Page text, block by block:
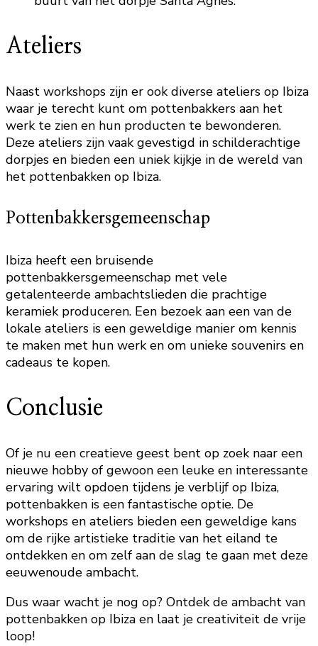
Ateliers
Naast workshops zijn er ook diverse ateliers op Ibiza
waar je terecht kunt om pottenbakkers aan het
werk te zien en hun producten te bewonderen.
Deze ateliers zijn vaak gevestigd in schilderachtige
dorpjes en bieden een uniek kijkje in de wereld van
het pottenbakken op Ibiza.
Pottenbakkersgemeenschap
Ibiza heeft een bruisende
pottenbakkersgemeenschap met vele
getalenteerde ambachtslieden die prachtige
keramiek produceren. Een bezoek aan een van de
lokale ateliers is een geweldige manier om kennis
te maken met hun werk en om unieke souvenirs en
cadeaus te kopen.
Conclusie
Of je nu een creatieve geest bent op zoek naar een
nieuwe hobby of gewoon een leuke en interessante
ervaring wilt opdoen tijdens je verblijf op Ibiza,
pottenbakken is een fantastische optie. De
workshops en ateliers bieden een geweldige kans
om de rijke artistieke traditie van het eiland te
ontdekken en om zelf aan de slag te gaan met deze
eeuwenoude ambacht.
Dus waar wacht je nog op? Ontdek de ambacht van
pottenbakken op Ibiza en laat je creativiteit de vrije
loop!